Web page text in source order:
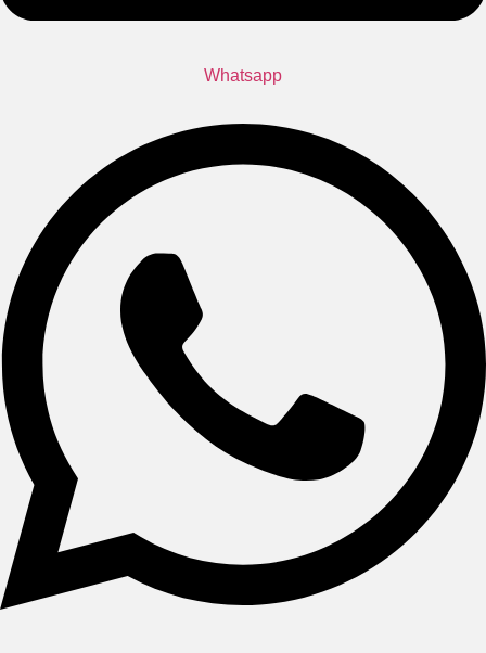
Whatsapp